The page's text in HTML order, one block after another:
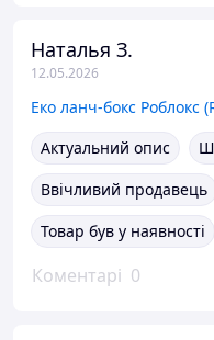
Наталья З.
12.05.2026
Актуальний опис
Ввічливий продавець
Товар був у наявності
Коментарі 0